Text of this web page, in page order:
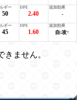
50 2.40 -
45 1.60 自:攻↑
ません。